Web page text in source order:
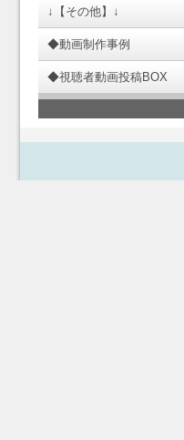
↓【その他】↓
◆動画制作事例
◆視聴者動画投稿BOX